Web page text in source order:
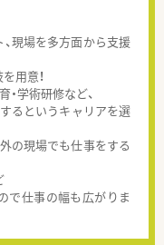
現場を多方面から支援
用意！
・学術研修など、
るというキャリアを選
の現場でも仕事をする
で仕事の幅も広がりま